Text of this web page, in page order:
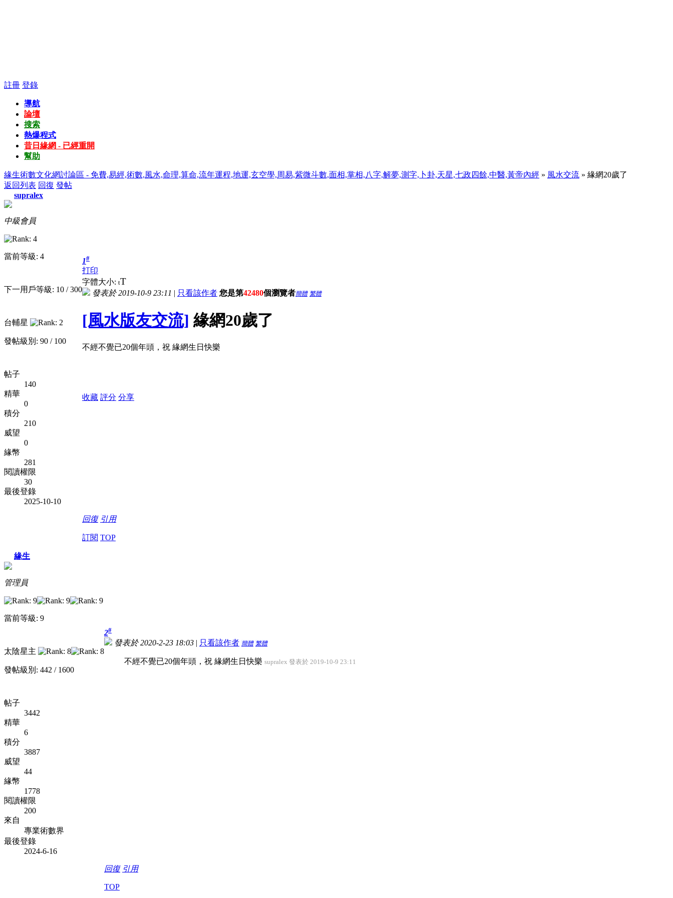
註冊 登錄
導航
論壇
搜索
熱爆程式
昔日緣網 - 已經重開
幫助
緣生術數文化網討論區 - 免費,易經,術數,風水,命理,算命,流年運程,地運,玄空學,周易,紫微斗數,面相,掌相,八字,解夢,測字,卜卦,天星,七政四餘,中醫,黃帝內經 » 風水交流 » 緣網20歲了
返回列表 回復 發帖
supralex
中級會員
當前等級: 4
下一用戶等級: 10 / 300
台輔星
發帖級別: 90 / 100
帖子
140
精華
0
積分
210
威望
0
緣幣
281
閱讀權限
30
最後登錄
2025-10-10
1#
打印
字體大小: tT
發表於 2019-10-9 23:11 | 只看該作者 您是第42480個瀏覽者簡體 繁體
[風水版友交流] 緣網20歲了
不經不覺已20個年頭，祝 緣網生日快樂
收藏 評分 分享
回復 引用
訂閱 TOP
緣生
管理員
當前等級: 9
太陰星主
發帖級別: 442 / 1600
帖子
3442
精華
6
積分
3887
威望
44
緣幣
1778
閱讀權限
200
來自
專業術數界
最後登錄
2024-6-16
2#
發表於 2020-2-23 18:03 | 只看該作者 簡體 繁體
不經不覺已20個年頭，祝 緣網生日快樂 supralex 發表於 2019-10-9 23:11
回復 引用
TOP